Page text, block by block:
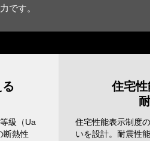
です。
級（Ua
断熱性
住宅
住宅性能表示制度
いを設計。耐震性